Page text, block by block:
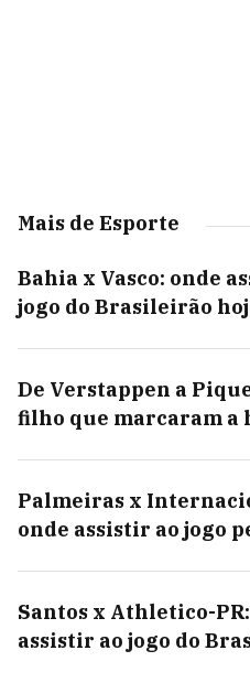
Mais de Esporte
Bahia x Vasco: onde
jogo do Brasileirão
De Verstappen a
filho que marcaram a
Palmeiras x
onde assistir ao jogo
Santos x Athletico-
assistir ao jogo do